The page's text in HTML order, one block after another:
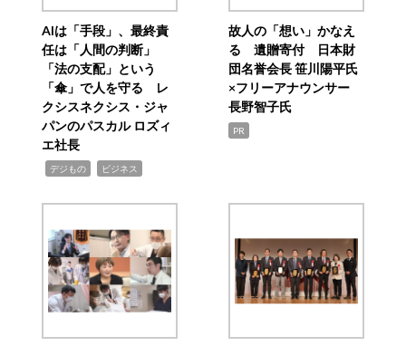
AIは「手段」、最終責
任は「人間の判断」
「法の支配」という
「傘」で人を守る レ
クシスネクシス・ジャ
パンのパスカル ロズィ
エ社長
デジもの ビジネス
故人の「想い」かなえ
る 遺贈寄付 日本財
団名誉会長 笹川陽平氏
×フリーアナウンサー
長野智子氏
PR